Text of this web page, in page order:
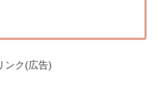
ンク(広告)